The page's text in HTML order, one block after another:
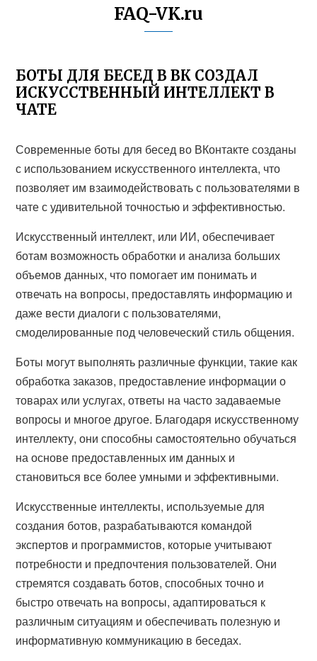
FAQ-VK.ru
БОТЫ ДЛЯ БЕСЕД В ВК СОЗДАЛ
ИСКУССТВЕННЫЙ ИНТЕЛЛЕКТ В
ЧАТЕ
Современные боты для бесед во ВКонтакте созданы
с использованием искусственного интеллекта, что
позволяет им взаимодействовать с пользователями в
чате с удивительной точностью и эффективностью.
Искусственный интеллект, или ИИ, обеспечивает
ботам возможность обработки и анализа больших
объемов данных, что помогает им понимать и
отвечать на вопросы, предоставлять информацию и
даже вести диалоги с пользователями,
смоделированные под человеческий стиль общения.
Боты могут выполнять различные функции, такие как
обработка заказов, предоставление информации о
товарах или услугах, ответы на часто задаваемые
вопросы и многое другое. Благодаря искусственному
интеллекту, они способны самостоятельно обучаться
на основе предоставленных им данных и
становиться все более умными и эффективными.
Искусственные интеллекты, используемые для
создания ботов, разрабатываются командой
экспертов и программистов, которые учитывают
потребности и предпочтения пользователей. Они
стремятся создавать ботов, способных точно и
быстро отвечать на вопросы, адаптироваться к
различным ситуациям и обеспечивать полезную и
информативную коммуникацию в беседах.